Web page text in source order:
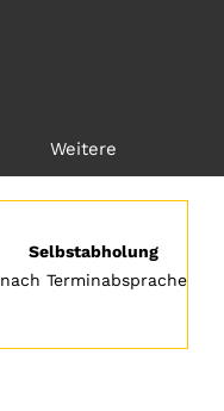
Weitere
Selbstabholung
nach Terminabsprache